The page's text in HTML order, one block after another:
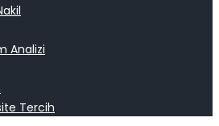
Analizi
Tercih